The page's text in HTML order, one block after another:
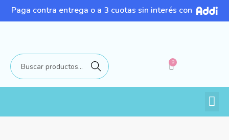
Paga contra entrega o a 3 cuotas sin interés con
Buscar 0